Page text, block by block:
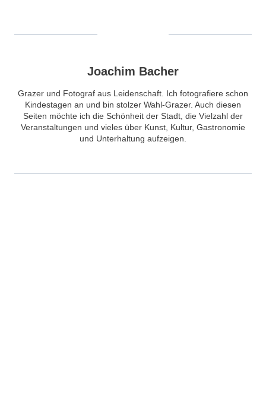
Joachim Bacher
Grazer und Fotograf aus Leidenschaft. Ich fotografiere schon
Kindestagen an und bin stolzer Wahl-Grazer. Auch diesen
Seiten möchte ich die Schönheit der Stadt, die Vielzahl der
Veranstaltungen und vieles über Kunst, Kultur, Gastronomie
und Unterhaltung aufzeigen.